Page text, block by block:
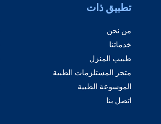
تطبيق ذات
من نحن
خدماتنا
طبيب المنزل
متجر المستلزمات الطبية
الموسوعة الطبية
اتصل بنا